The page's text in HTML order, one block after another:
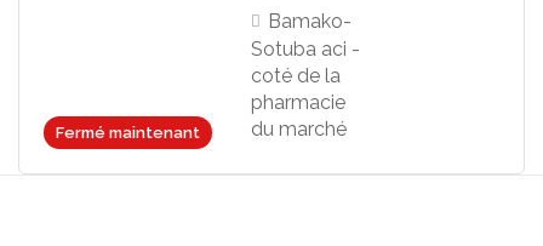
Fermé maintenant
Bamako-
Sotuba aci -
coté de la
pharmacie
du marché